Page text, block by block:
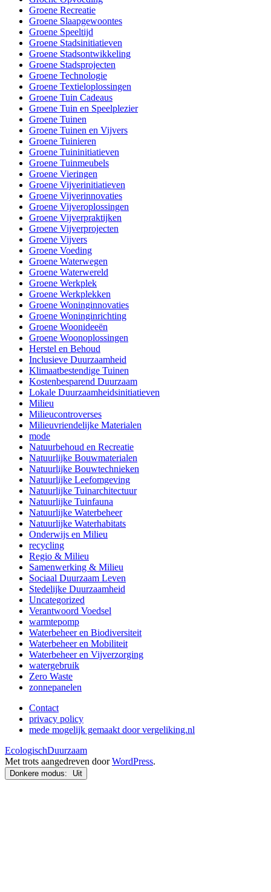
Groene Recreatie
Groene Slaapgewoontes
Groene Speeltijd
Groene Stadsinitiatieven
Groene Stadsontwikkeling
Groene Stadsprojecten
Groene Technologie
Groene Textieloplossingen
Groene Tuin Cadeaus
Groene Tuin en Speelplezier
Groene Tuinen
Groene Tuinen en Vijvers
Groene Tuinieren
Groene Tuininitiatieven
Groene Tuinmeubels
Groene Vieringen
Groene Vijverinitiatieven
Groene Vijverinnovaties
Groene Vijveroplossingen
Groene Vijverpraktijken
Groene Vijverprojecten
Groene Vijvers
Groene Voeding
Groene Waterwegen
Groene Waterwereld
Groene Werkplek
Groene Werkplekken
Groene Woninginnovaties
Groene Woninginrichting
Groene Woonideeën
Groene Woonoplossingen
Herstel en Behoud
Inclusieve Duurzaamheid
Klimaatbestendige Tuinen
Kostenbesparend Duurzaam
Lokale Duurzaamheidsinitiatieven
Milieu
Milieucontroverses
Milieuvriendelijke Materialen
mode
Natuurbehoud en Recreatie
Natuurlijke Bouwmaterialen
Natuurlijke Bouwtechnieken
Natuurlijke Leefomgeving
Natuurlijke Tuinarchitectuur
Natuurlijke Tuinfauna
Natuurlijke Waterbeheer
Natuurlijke Waterhabitats
Onderwijs en Milieu
recycling
Regio & Milieu
Samenwerking & Milieu
Sociaal Duurzaam Leven
Stedelijke Duurzaamheid
Uncategorized
Verantwoord Voedsel
warmtepomp
Waterbeheer en Biodiversiteit
Waterbeheer en Mobiliteit
Waterbeheer en Vijverzorging
watergebruik
Zero Waste
zonnepanelen
Contact
privacy policy
mede mogelijk gemaakt door vergeliking.nl
EcologischDuurzaam
Met trots aangedreven doorWordPress.
Donkere modus: